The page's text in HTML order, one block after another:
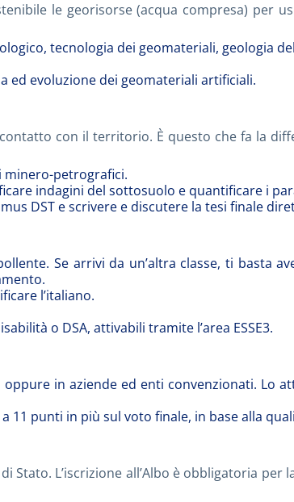
le georisorse (acqua compresa) per
tecnologia dei geomateriali, geologia
ed evoluzione dei geomateriali artificiali.
con il territorio. È questo che fa la
minero-petrografici.
indagini del sottosuolo e quantificare i
DST e scrivere e discutere la tesi finale
Se arrivi da un’altra classe, ti basta
l’italiano.
o DSA, attivabili tramite l’area ESSE3.
in aziende ed enti convenzionati. Lo
11 punti in più sul voto finale, in base alla
Stato. L’iscrizione all’Albo è obbligatoria per